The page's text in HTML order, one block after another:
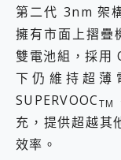
第二代 3nm 架
擁有市面上摺疊
雙電池組，採用
下仍維持超薄
SUPERVOOCTM
充，提供超越其
效率。